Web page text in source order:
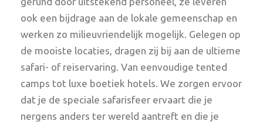
ook een bijdrage aan de lokale gemeenschap en
werken zo milieuvriendelijk mogelijk. Gelegen op
de mooiste locaties, dragen zij bij aan de ultieme
safari- of reiservaring. Van eenvoudige tented
camps tot luxe boetiek hotels. We zorgen ervoor
dat je de speciale safarisfeer ervaart die je
nergens anders ter wereld aantreft en die je